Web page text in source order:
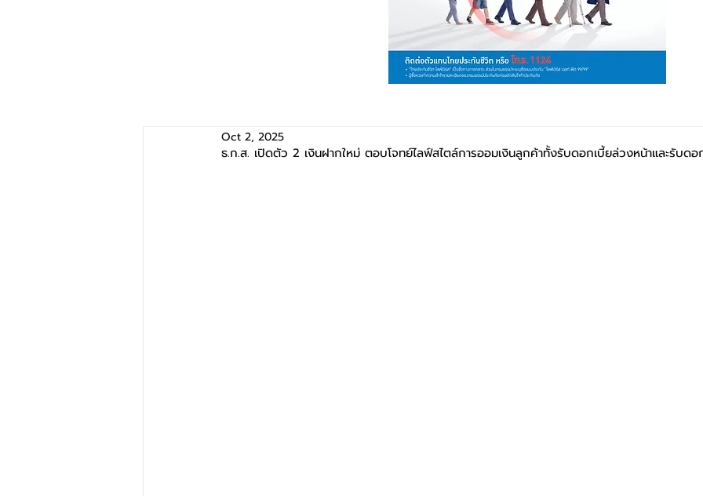
ธ.ก.ส. เปิดตัว 2 เงินฝากใหม่ ตอบโจทย์ไลฟ์สไตล์การออมเงินลูกค้าทั้งรับดอกเบี้ยล่วงหน้าและรับดอ
Oct 2, 2025